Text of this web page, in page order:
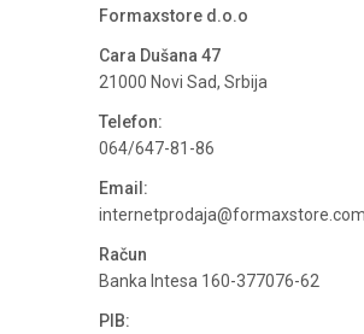
Formaxstore d.o.o
Cara Dušana 47
21000 Novi Sad, Srbija
Telefon:
064/647-81-86
Email:
internetprodaja@formaxstore.com
Račun
Banka Intesa 160-377076-62
PIB: